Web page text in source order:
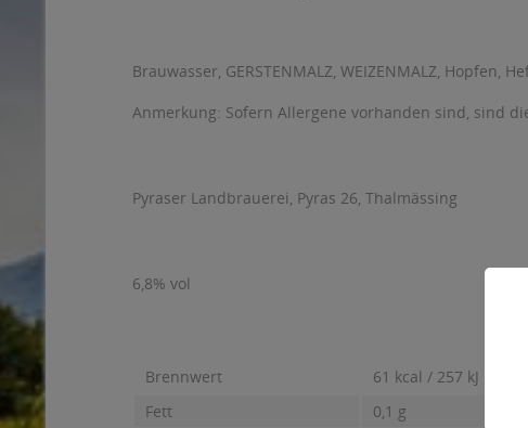
Brauwasser, GERSTENMALZ, WEIZENMALZ, Hopfen,
Anmerkung: Sofern Allergene vorhanden sind, sind
Pyraser Landbrauerei, Pyras 26, Thalmässing
6,8% vol
Brennwert
61 kcal / 257 kJ
Fett
0,1 g